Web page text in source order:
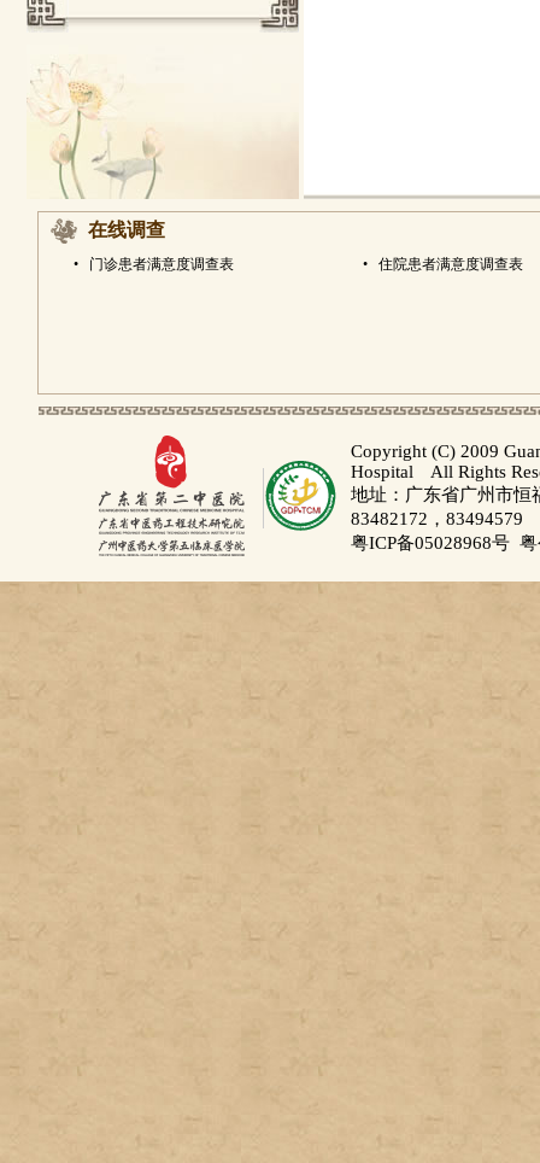
在线调查
• 门诊患者满意度调查表 • 住院患者满意度调查表
Copyright (C) 2009
Hospital All Rights
地址：广东省广州市
83482172，83494579
粤ICP备05028968号